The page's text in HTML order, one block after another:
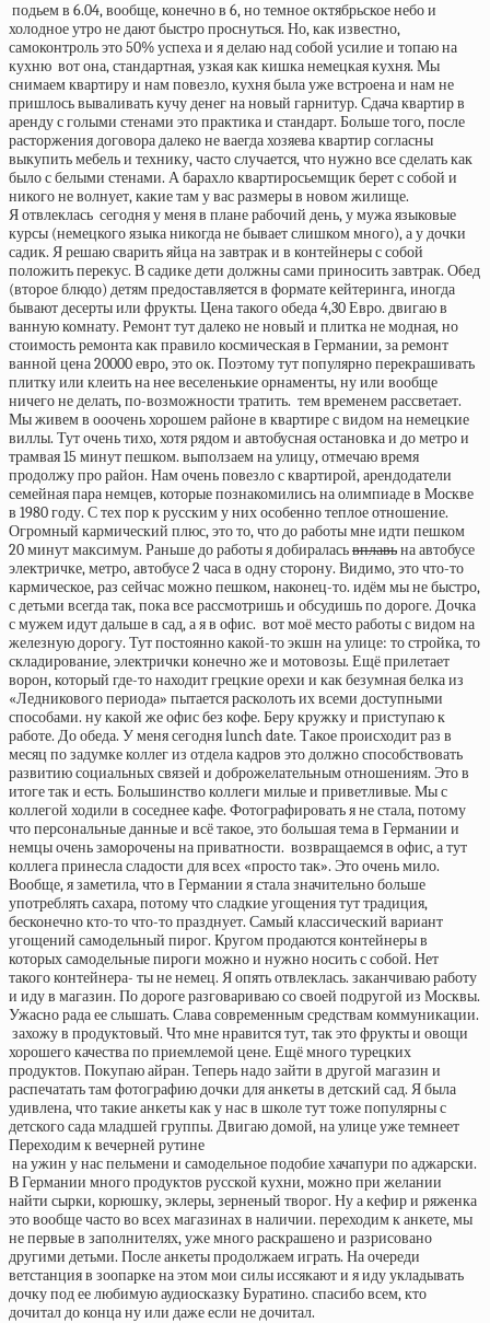
подьем в 6.04, вообще, конечно в 6, но темное октябрьское небо и
холодное утро не дают быстро проснуться. Но, как известно,
самоконтроль это 50% успеха и я делаю над собой усилие и топаю на
кухню вот она, стандартная, узкая как кишка немецкая кухня. Мы
снимаем квартиру и нам повезло, кухня была уже встроена и нам не
пришлось вываливать кучу денег на новый гарнитур. Сдача квартир в
аренду с голыми стенами это практика и стандарт. Больше того, после
расторжения договора далеко не ваегда хозяева квартир согласны
выкупить мебель и технику, часто случается, что нужно все сделать как
было с белыми стенами. А барахло квартиросьемщик берет с собой и
никого не волнует, какие там у вас размеры в новом жилище.
Я отвлеклась сегодня у меня в плане рабочий день, у мужа языковые
курсы (немецкого языка никогда не бывает слишком много), а у дочки
садик. Я решаю сварить яйца на завтрак и в контейнеры с собой
положить перекус. В садике дети должны сами приносить завтрак. Обед
(второе блюдо) детям предоставляется в формате кейтеринга, иногда
бывают десерты или фрукты. Цена такого обеда 4,30 Евро. двигаю в
ванную комнату. Ремонт тут далеко не новый и плитка не модная, но
стоимость ремонта как правило космическая в Германии, за ремонт
ванной цена 20000 евро, это ок. Поэтому тут популярно перекрашивать
плитку или клеить на нее веселенькие орнаменты, ну или вообще
ничего не делать, по-возможности тратить. тем временем рассветает.
Мы живем в ооочень хорошем районе в квартире с видом на немецкие
виллы. Тут очень тихо, хотя рядом и автобусная остановка и до метро и
трамвая 15 минут пешком. выползаем на улицу, отмечаю время
продолжу про район. Нам очень повезло с квартирой, арендодатели
семейная пара немцев, которые познакомились на олимпиаде в Москве
в 1980 году. С тех пор к русским у них особенно теплое отношение.
Огромный кармический плюс, это то, что до работы мне идти пешком
20 минут максимум. Раньше до работы я добираласьвплавьна автобусе
электричке, метро, автобусе 2 часа в одну сторону. Видимо, это что-то
кармическое, раз сейчас можно пешком, наконец-то. идём мы не быстро,
с детьми всегда так, пока все рассмотришь и обсудишь по дороге. Дочка
с мужем идут дальше в сад, а я в офис. вот моё место работы с видом на
железную дорогу. Тут постоянно какой-то экшн на улице: то стройка, то
складирование, электрички конечно же и мотовозы. Ещё прилетает
ворон, который где-то находит грецкие орехи и как безумная белка из
«Ледникового периода» пытается расколоть их всеми доступными
способами. ну какой же офис без кофе. Беру кружку и приступаю к
работе. До обеда. У меня сегодня lunch date. Такое происходит раз в
месяц по задумке коллег из отдела кадров это должно способствовать
развитию социальных связей и доброжелательным отношениям. Это в
итоге так и есть. Большинство коллеги милые и приветливые. Мы с
коллегой ходили в соседнее кафе. Фотографировать я не стала, потому
что персональные данные и всё такое, это большая тема в Германии и
немцы очень заморочены на приватности. возвращаемся в офис, а тут
коллега принесла сладости для всех «просто так». Это очень мило.
Вообще, я заметила, что в Германии я стала значительно больше
употреблять сахара, потому что сладкие угощения тут традиция,
бесконечно кто-то что-то празднует. Самый классический вариант
угощений самодельный пирог. Кругом продаются контейнеры в
которых самодельные пироги можно и нужно носить с собой. Нет
такого контейнера- ты не немец. Я опять отвлеклась. заканчиваю работу
и иду в магазин. По дороге разговариваю со своей подругой из Москвы.
Ужасно рада ее слышать. Слава современным средствам коммуникации.
захожу в продуктовый. Что мне нравится тут, так это фрукты и овощи
хорошего качества по приемлемой цене. Ещё много турецких
продуктов. Покупаю айран. Теперь надо зайти в другой магазин и
распечатать там фотографию дочки для анкеты в детский сад. Я была
удивлена, что такие анкеты как у нас в школе тут тоже популярны с
детского сада младшей группы. Двигаю домой, на улице уже темнеет
Переходим к вечерней рутине
на ужин у нас пельмени и самодельное подобие хачапури по аджарски.
В Германии много продуктов русской кухни, можно при желании
найти сырки, корюшку, эклеры, зерненый творог. Ну а кефир и ряженка
это вообще часто во всех магазинах в наличии. переходим к анкете, мы
не первые в заполнителях, уже много раскрашено и разрисовано
другими детьми. После анкеты продолжаем играть. На очереди
ветстанция в зоопаркена этом мои силы иссякают и я иду укладывать
дочку под ее любимую аудиосказку Буратино. спасибо всем, кто
дочитал до конца ну или даже если не дочитал.